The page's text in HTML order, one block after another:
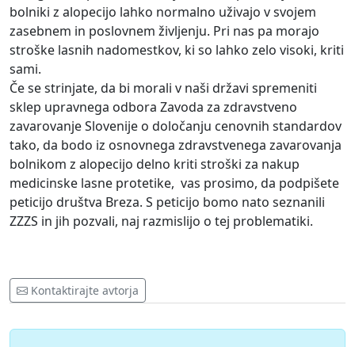
bolniki z alopecijo lahko normalno uživajo v svojem
zasebnem in poslovnem življenju. Pri nas pa morajo
stroške lasnih nadomestkov, ki so lahko zelo visoki, kriti
sami.
Če se strinjate, da bi morali v naši državi spremeniti
sklep upravnega odbora Zavoda za zdravstveno
zavarovanje Slovenije o določanju cenovnih standardov
tako, da bodo iz osnovnega zdravstvenega zavarovanja
bolnikom z alopecijo delno kriti stroški za nakup
medicinske lasne protetike, vas prosimo, da podpišete
peticijo društva Breza. S peticijo bomo nato seznanili
ZZZS in jih pozvali, naj razmislijo o tej problematiki.
Kontaktirajte avtorja